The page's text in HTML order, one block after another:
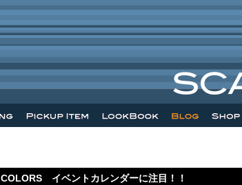
COLORS イベントカレンダーに注目！！